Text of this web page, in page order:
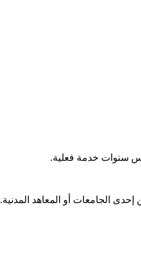
سنوات خدمة فعلية.
الجامعات أو المعاهد المدنية.